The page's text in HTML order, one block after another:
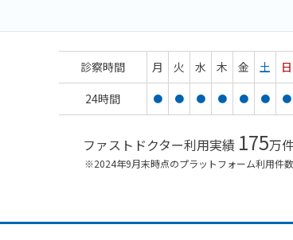
診察時間 月 火 水 木 金 土 日
24時間
● ● ● ● ● ● ●
ファストドクター利用実績 175万
※2024年9月末時点のプラットフォーム利用件数